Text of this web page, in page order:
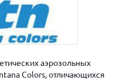
аэрозольных
Colors, отличающихся